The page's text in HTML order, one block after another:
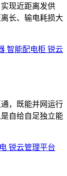
现近距离发供
长、输电耗损大
智能配电柜 锐云
，既能并网运行
自给自足独立能
锐云管理平台